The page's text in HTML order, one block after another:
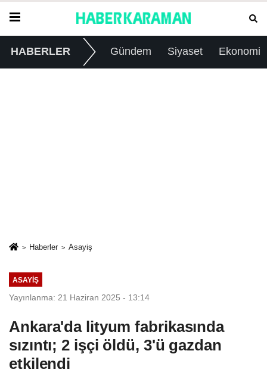
HABERLER Gündem Siyaset Ekonomi
Haberler Asayiş
ASAYIŞ
Yayınlanma: 21 Haziran 2025 - 13:14
Ankara'da lityum fabrikasında
sızıntı; 2 işçi öldü, 3'ü gazdan
etkilendi